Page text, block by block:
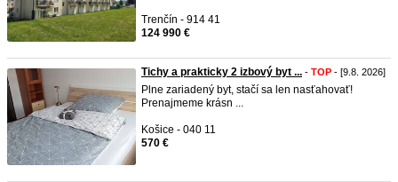
Trenčín - 914 41
124 990 €
Tichy a prakticky 2 izbový byt ... - TOP - [9.8. 2026]
Plne zariadený byt, stačí sa len nasťahovať!
Prenajmeme krásn ...
Košice - 040 11
570 €